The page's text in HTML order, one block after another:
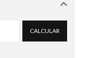
Alterar CEP
CALCULAR